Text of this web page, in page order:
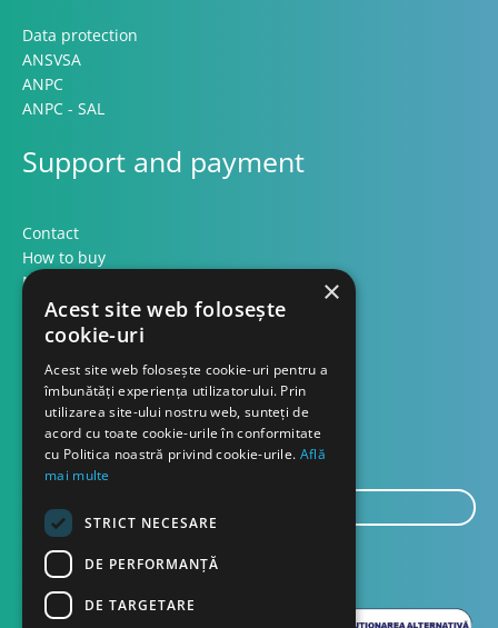
Data protection
ANSVSA
ANPC
ANPC - SAL
Support and payment
Contact
How to buy
Methods of payment
Formular retur
Contact
About us
Blog
mail...
SEND
×
Acest site web folosește
cookie-uri
Acest site web folosește cookie-uri pentru a
îmbunătăți experiența utilizatorului. Prin
utilizarea site-ului nostru web, sunteți de
acord cu toate cookie-urile în conformitate
cu Politica noastră privind cookie-urile. Află
mai multe
STRICT NECESARE
DE PERFORMANȚĂ
DE TARGETARE